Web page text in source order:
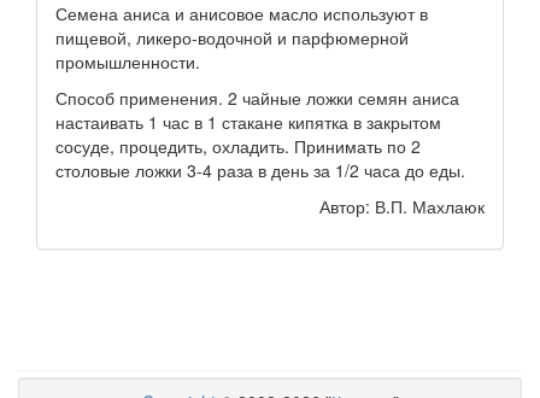
Семена аниса и анисовое масло используют в
пищевой, ликеро-водочной и парфюмерной
промышленности.
Способ применения. 2 чайные ложки семян аниса
настаивать 1 час в 1 стакане кипятка в закрытом
сосуде, процедить, охладить. Принимать по 2
столовые ложки 3-4 раза в день за 1/2 часа до еды.
Автор: В.П. Махлаюк